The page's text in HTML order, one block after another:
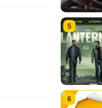
5
6